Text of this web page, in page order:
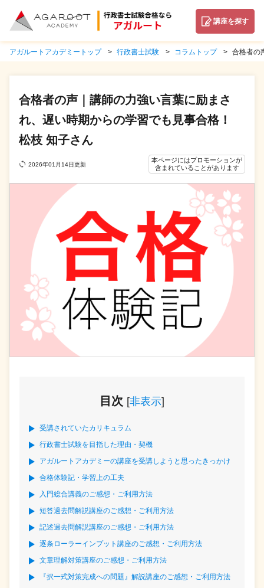
講座を探す
アガルートアカデミートップ 行政書士試験 コラムトップ 合格者の
合格者の声｜講師の力強い言葉に励まさ
れ、遅い時期からの学習でも見事合格！
松枝 知子さん
2026年01月14日更新
本ページにはプロモーションが
含まれていることがあります
目次 [非表示]
受講されていたカリキュラム
行政書士試験を目指した理由・契機
アガルートアカデミーの講座を受講しようと思ったきっかけ
合格体験記・学習上の工夫
入門総合講義のご感想・ご利用方法
短答過去問解説講座のご感想・ご利用方法
記述過去問解説講座のご感想・ご利用方法
逐条ローラーインプット講座のご感想・ご利用方法
文章理解対策講座のご感想・ご利用方法
『択一式対策完成への問題』解説講座のご感想・ご利用方法